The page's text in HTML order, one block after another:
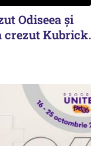
Odiseea şi
crezut Kubrick.